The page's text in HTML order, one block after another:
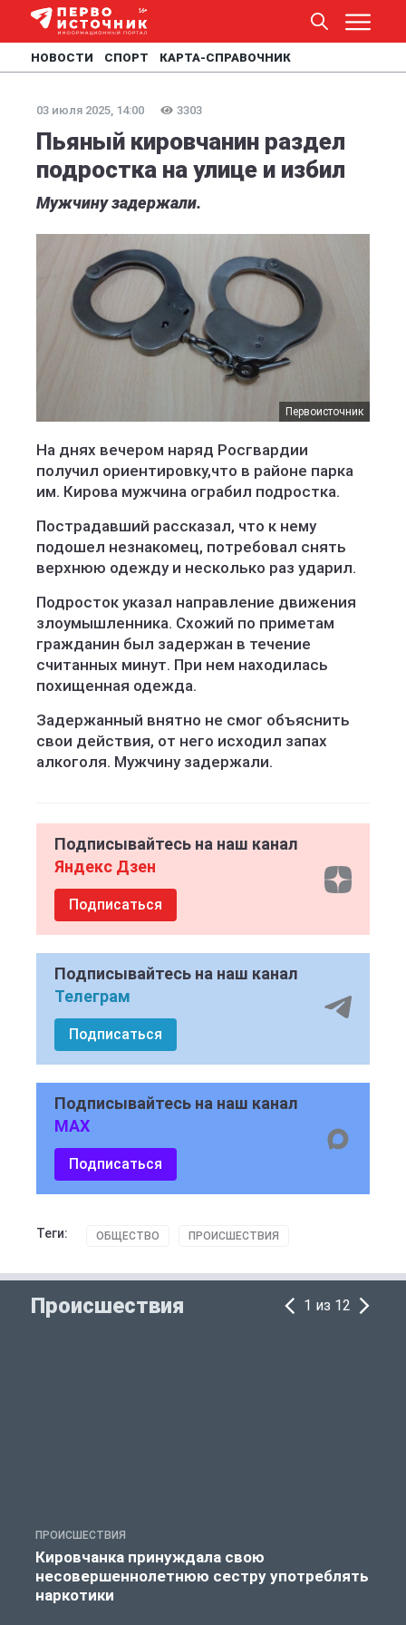
НОВОСТИ СПОРТ КАРТА-СПРАВОЧНИК
03 июля 2025, 14:00 3303
Пьяный кировчанин раздел
подростка на улице и избил
Мужчину задержали.
Первоисточник
На днях вечером наряд Росгвардии
получил ориентировку,что в районе парка
им. Кирова мужчина ограбил подростка.
Пострадавший рассказал, что к нему
подошел незнакомец, потребовал снять
верхнюю одежду и несколько раз ударил.
Подросток указал направление движения
злоумышленника. Схожий по приметам
гражданин был задержан в течение
считанных минут. При нем находилась
похищенная одежда.
Задержанный внятно не смог объяснить
свои действия, от него исходил запах
алкоголя. Мужчину задержали.
Подписывайтесь на наш канал
Яндекс Дзен
Подписаться
Подписывайтесь на наш канал
Телеграм
Подписаться
Подписывайтесь на наш канал
MAX
Подписаться
Теги: ОБЩЕСТВО ПРОИСШЕСТВИЯ
Происшествия 1 из 12
ПРОИСШЕСТВИЯ
Кировчанка принуждала свою
несовершеннолетнюю сестру употреблять
наркотики